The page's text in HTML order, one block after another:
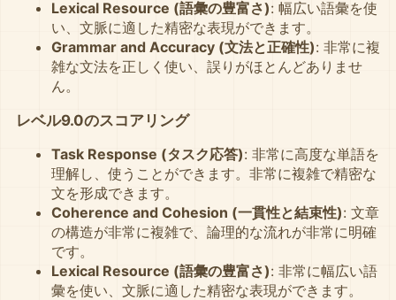
Lexical Resource (語彙の豊富さ): 幅広い語彙を使
い、文脈に適した精密な表現ができます。
Grammar and Accuracy (文法と正確性): 非常に複
雑な文法を正しく使い、誤りがほとんどありませ
ん。
レベル9.0のスコアリング
Task Response (タスク応答): 非常に高度な単語を
理解し、使うことができます。非常に複雑で精密な
文を形成できます。
Coherence and Cohesion (一貫性と結束性): 文章
の構造が非常に複雑で、論理的な流れが非常に明確
です。
Lexical Resource (語彙の豊富さ): 非常に幅広い語
彙を使い、文脈に適した精密な表現ができます。